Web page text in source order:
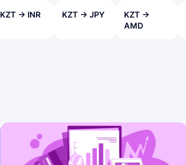
KZT → INR KZT → JPY
KZT →
AMD